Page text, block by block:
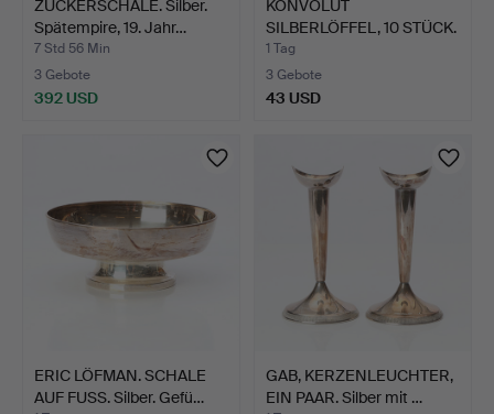
ZUCKERSCHALE. Silber.
Spätempire, 19. Jahr…
7 Std 56 Min
3 Gebote
392 USD
KONVOLUT
SILBERLÖFFEL, 10 STÜCK.
Gewicht c…
1 Tag
3 Gebote
43 USD
ERIC LÖFMAN. SCHALE
AUF FUSS. Silber. Gefü…
GAB, KERZENLEUCHTER,
EIN PAAR. Silber mit …